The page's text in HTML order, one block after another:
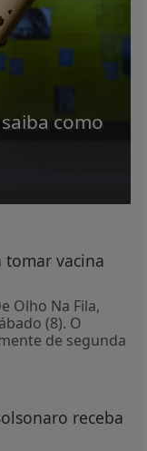
como
tomar vacina
Olho Na Fila,
(8). O
de segunda
receba